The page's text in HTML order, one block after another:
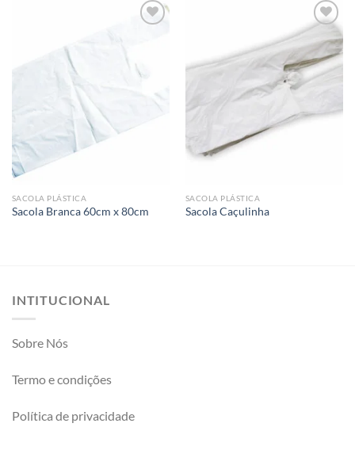
SACOLA PLÁSTICA
Sacola Branca 60cm x 80cm
SACOLA PLÁSTICA
Sacola Caçulinha
INTITUCIONAL
Sobre Nós
Termo e condições
Política de privacidade